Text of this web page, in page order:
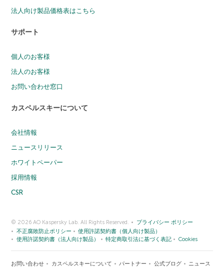
法人向け製品価格表はこちら
サポート
個人のお客様
法人のお客様
お問い合わせ窓口
カスペルスキーについて
会社情報
ニュースリリース
ホワイトペーパー
採用情報
CSR
© 2026 AO Kaspersky Lab. All Rights Reserved.
プライバシー ポリシー
不正腐敗防止ポリシー
使用許諾契約書（個人向け製品）
使用許諾契約書（法人向け製品）
特定商取引法に基づく表記 Cookies
お問い合わせ カスペルスキーについて パートナー 公式ブログ ニュース